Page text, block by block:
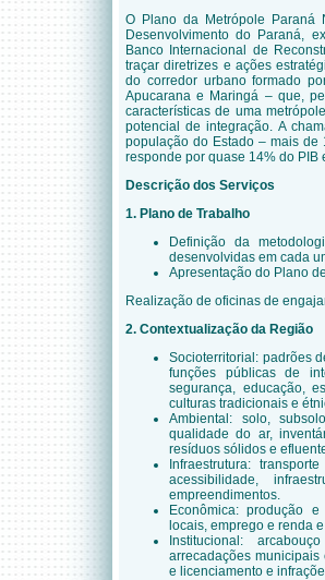
O Plano da Metrópole Paraná
Desenvolvimento do Paraná,
Banco Internacional de
traçar diretrizes e ações
do corredor urbano formado
Apucarana e Maringá – que,
características de uma
potencial de integração. A
população do Estado – mais
responde por quase 14% do PIB
Descrição dos Serviços
1. Plano de Trabalho
Definição da
desenvolvidas em cada
Apresentação do Plano
Realização de oficinas de
2. Contextualização da Região
Socioterritorial: padrões
funções públicas de
segurança, educação,
culturas tradicionais e
Ambiental:
solo,
qualidade do ar,
resíduos sólidos e
Infraestrutura:
acessibilidade,
empreendimentos.
Econômica: produção e
locais, emprego e renda
Institucional:
arrecadações
e licenciamento e